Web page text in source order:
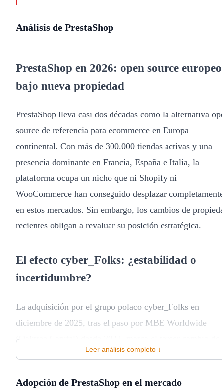
Análisis de PrestaShop
PrestaShop en 2026: open source europeo
bajo nueva propiedad
PrestaShop lleva casi dos décadas como la alternativa
source de referencia para ecommerce en Europa
continental. Con más de 300.000 tiendas activas y una
presencia dominante en Francia, España e Italia, la
plataforma ocupa un nicho que ni Shopify ni
WooCommerce han conseguido desplazar
en estos mercados. Sin embargo, los cambios de
recientes obligan a revaluar su posición estratégica.
El efecto cyber_Folks: ¿estabilidad o
incertidumbre?
La adquisición por el grupo polaco cyber_Folks en
diciembre de 2025, tras el paso por MBE Worldwide
(Oaktree Capital) desde 2021, marca el tercer cambio de
propiedad significativo en cuatro años. Para los
roadmap. Lo positivo: cyber_Folks es un grupo de
Leer análisis completo ↓
Adopción de PrestaShop en el mercado